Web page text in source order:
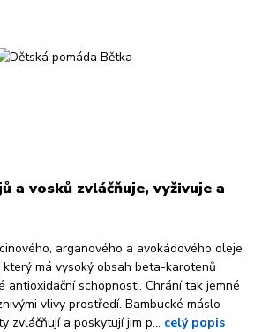
a vosků zvláčňuje, vyživuje a
arganového a avokádového oleje
má vysoký obsah beta-karotenů
antioxidační schopnosti. Chrání tak jemné
vlivy prostředí. Bambucké máslo
zvláčňují a poskytují jim p... celý popis